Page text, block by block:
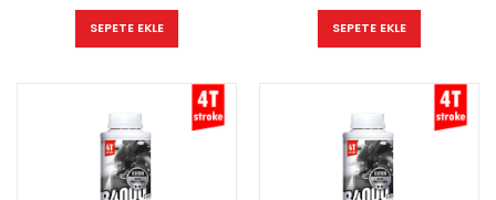
SEPETE EKLE SEPETE EKLE